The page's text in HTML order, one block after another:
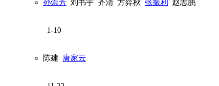
孙崇芳 刘书宇 齐清 方弈秋 张振利 赵志鹏
1-10
陈建 唐家云